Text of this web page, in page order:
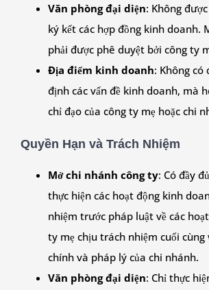
Văn phòng đại diện: Không
ký kết các hợp đồng kinh doanh.
phải được phê duyệt bởi công ty
Địa điểm kinh doanh: Không có
định các vấn đề kinh doanh, mà
chỉ đạo của công ty mẹ hoặc chi
Quyền Hạn và Trách Nhiệm
Mở chi nhánh công ty: Có đầy
thực hiện các hoạt động kinh
nhiệm trước pháp luật về các
ty mẹ chịu trách nhiệm cuối cùng
chính và pháp lý của chi nhánh.
Văn phòng đại diện: Chỉ thực